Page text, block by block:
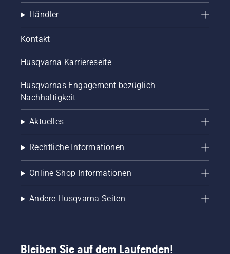
Händler
Kontakt
Husqvarna Karriereseite
Husqvarnas Engagement bezüglich
Nachhaltigkeit
Aktuelles
Rechtliche Informationen
Online Shop Informationen
Andere Husqvarna Seiten
Bleiben Sie auf dem Laufenden!